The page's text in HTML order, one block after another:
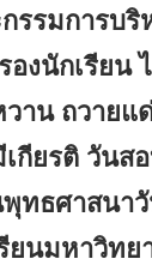
รมการบริ
องนักเรียน
าน ถวายแ
เกียรติ วัน
พุทธศาสนา
ยนมหาวิทย